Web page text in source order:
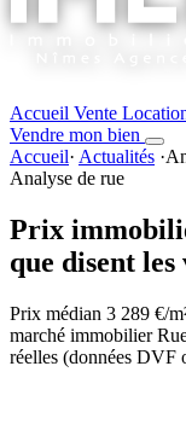
Accueil Vente
Vendre mon bien
Accueil· Actualités ·
Analyse de rue
Prix
que disent les
Prix médian 3 289 €/
marché immobilier
réelles (données DVF